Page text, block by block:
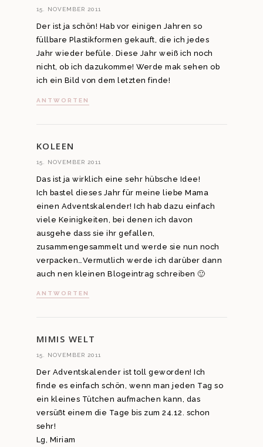
15. NOVEMBER 2011
Der ist ja schön! Hab vor einigen Jahren so
füllbare Plastikformen gekauft, die ich jedes
Jahr wieder befüle. Diese Jahr weiß ich noch
nicht, ob ich dazukomme! Werde mak sehen ob
ich ein Bild von dem letzten finde!
ANTWORTEN
KOLEEN
15. NOVEMBER 2011
Das ist ja wirklich eine sehr hübsche Idee!
Ich bastel dieses Jahr für meine liebe Mama
einen Adventskalender! Ich hab dazu einfach
viele Keinigkeiten, bei denen ich davon
ausgehe dass sie ihr gefallen,
zusammengesammelt und werde sie nun noch
verpacken…Vermutlich werde ich darüber dann
auch nen kleinen Blogeintrag schreiben 🙂
ANTWORTEN
MIMIS WELT
15. NOVEMBER 2011
Der Adventskalender ist toll geworden! Ich
finde es einfach schön, wenn man jeden Tag so
ein kleines Tütchen aufmachen kann, das
versüßt einem die Tage bis zum 24.12. schon
sehr!
Lg, Miriam